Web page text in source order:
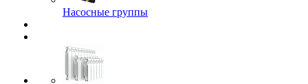
Насосные группы